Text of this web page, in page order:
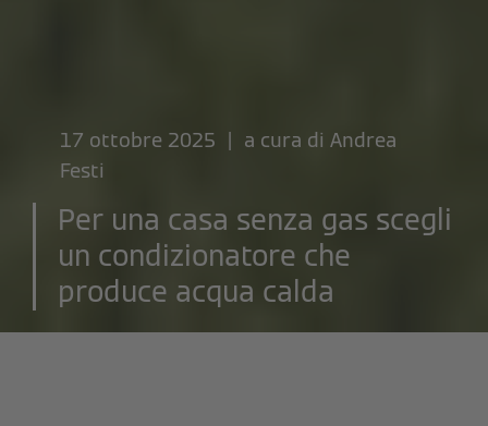
17 ottobre 2025 | a cura di Andrea
Festi
Per una casa senza gas scegli
un condizionatore che
produce acqua calda